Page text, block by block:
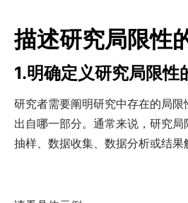
描述研究局限性
1.明确定义研究局限性
研究者需要阐明研究中存在的局
出自哪一部分。通常来说，研究局
抽样、数据收集、数据分析或结果